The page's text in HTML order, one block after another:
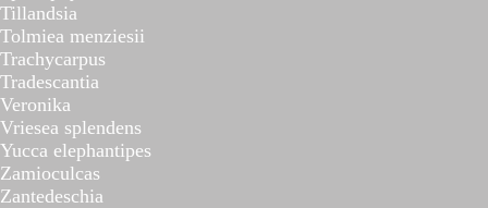
Tillandsia
Tolmiea menziesii
Trachycarpus
Tradescantia
Veronika
Vriesea splendens
Yucca elephantipes
Zamioculcas
Zantedeschia